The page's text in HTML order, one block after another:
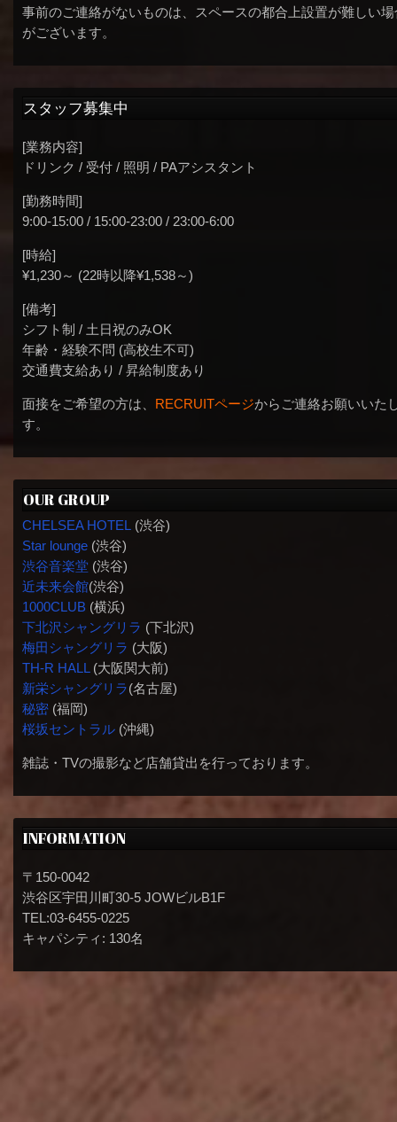
事前のご連絡がないものは、スペースの都合上設置が難しい場
がございます。
スタッフ募集中
[業務内容]
ドリンク / 受付 / 照明 / PAアシスタント
[勤務時間]
9:00-15:00 / 15:00-23:00 / 23:00-6:00
[時給]
¥1,230～ (22時以降¥1,538～)
[備考]
シフト制 / 土日祝のみOK
年齢・経験不問 (高校生不可)
交通費支給あり / 昇給制度あり
面接をご希望の方は、 RECRUITページからご連絡お願いいた
す。
OUR GROUP
CHELSEA HOTEL (渋谷)
Star lounge(渋谷)
渋谷音楽堂(渋谷)
近未来会館(渋谷)
1000CLUB(横浜)
下北沢シャングリラ (下北沢)
梅田シャングリラ (大阪)
TH-R HALL(大阪関大前)
新栄シャングリラ(名古屋)
秘密(福岡)
桜坂セントラル(沖縄)
雑誌・TVの撮影など店舗貸出を行っております。
INFORMATION
〒150-0042
渋谷区宇田川町30-5 JOWビルB1F
TEL:03-6455-0225
キャパシティ: 130名